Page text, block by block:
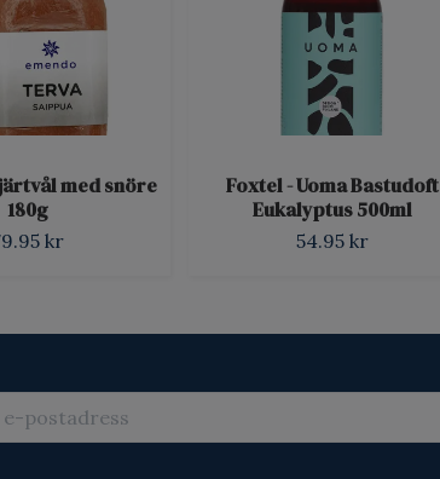
med snöre
180g
kr
Foxtel - Uoma Bastudoft
Eukalyptus 500ml
54.95 kr